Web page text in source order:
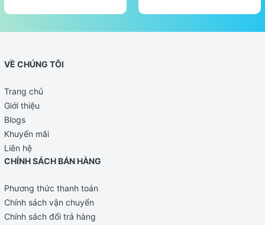
VỀ CHÚNG TÔI
Trang chủ
Giới thiệu
Blogs
Khuyến mãi
Liên hệ
CHÍNH SÁCH BÁN HÀNG
Phương thức thanh toán
Chính sách vận chuyển
Chính sách đổi trả hàng